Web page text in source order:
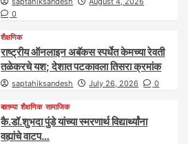
0
शैक्षणिक
राष्ट्रीय ऑनलाइन अबॅकस स्पर्धेत केमच्या रेवती
तळेकरचे यश; देशात पटकावला तिसरा क्रमांक
saptahiksandesh July 26, 2026 0
बातम्या शैक्षणिक सामाजिक
कै.डॉ.शुभदा पुंडे यांच्या स्मरणार्थ विद्यार्थ्यांना
वह्यांचे वाटप…